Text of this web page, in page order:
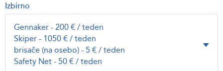
Izbirno